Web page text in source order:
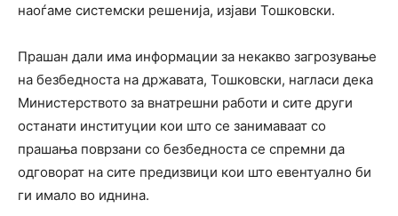
наоѓаме системски решенија, изјави Тошковски.
Прашан дали има информации за некакво загрозување
на безбедноста на државата, Тошковски, нагласи дека
Министерството за внатрешни работи и сите други
останати институции кои што се занимаваат со
прашања поврзани со безбедноста се спремни да
одговорат на сите предизвици кои што евентуално би
ги имало во иднина.